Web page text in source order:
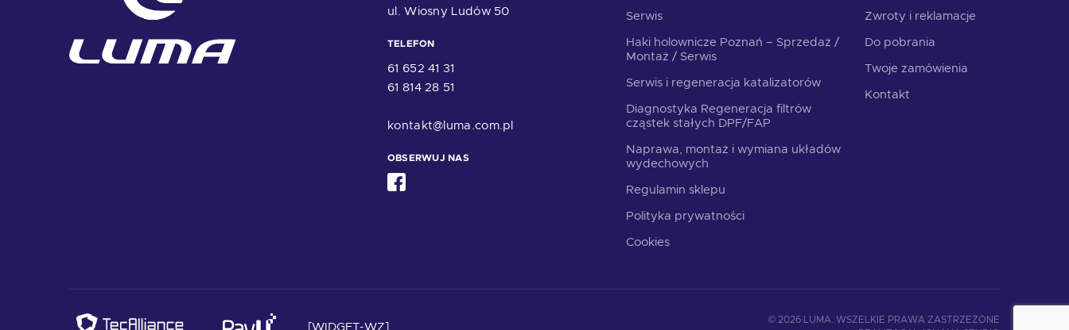
ul. Wiosny Ludów 50
TELEFON
61 652 41 31
61 814 28 51
kontakt@luma.com.pl
OBSERWUJ NAS
Serwis
Haki holownicze Poznań – Sprzedaż /
Montaż / Serwis
Serwis i regeneracja katalizatorów
Diagnostyka Regeneracja filtrów
cząstek stałych DPF/FAP
Naprawa, montaż i wymiana układów
wydechowych
Regulamin sklepu
Polityka prywatności
Cookies
Zwroty i reklamacje
Do pobrania
Twoje zamówienia
Kontakt
[WIDGET-WZ]
© 2026 LUMA. WSZELKIE PRAWA ZASTRZEŻONE